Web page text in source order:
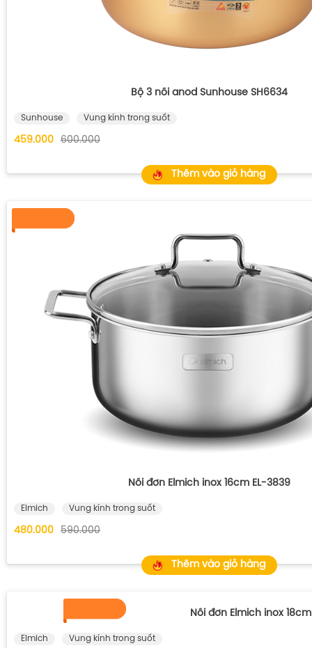
Bộ 3 nồi anod Sunhouse SH6634
Sunhouse Vung kính trong suốt
459.000 600.000
Thêm vào giỏ hàng
Nồi đơn Elmich inox 16cm EL-3839
Elmich Vung kính trong suốt
480.000 590.000
Thêm vào giỏ hàng
Nồi đơn Elmich inox
Elmich Vung kính trong suốt